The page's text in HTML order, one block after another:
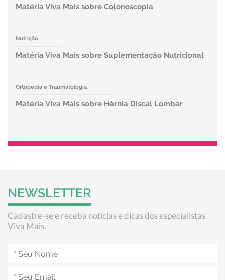
Matéria Viva Mais sobre Colonoscopia
Nutrição
Matéria Viva Mais sobre Suplementação Nutricional
Ortopedia e Traumatologia
Matéria Viva Mais sobre Hérnia Discal Lombar
NEWSLETTER
Cadastre-se e receba notícias e dicas dos especialistas
Viva Mais.